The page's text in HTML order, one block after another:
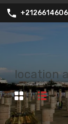
location